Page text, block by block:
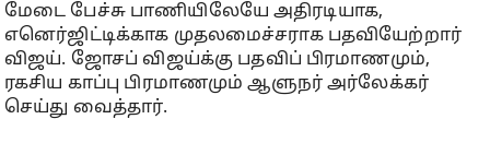
மேடை பேச்சு பாணியிலேயே அதிரடியாக,
எனெர்ஜிட்டிக்காக முதலமைச்சராக பதவியேற்றார்
விஜய். ஜோசப் விஜய்க்கு பதவிப் பிரமாணமும்,
ரகசிய காப்பு பிரமாணமும் ஆளுநர் அர்லேக்கர்
செய்து வைத்தார்.